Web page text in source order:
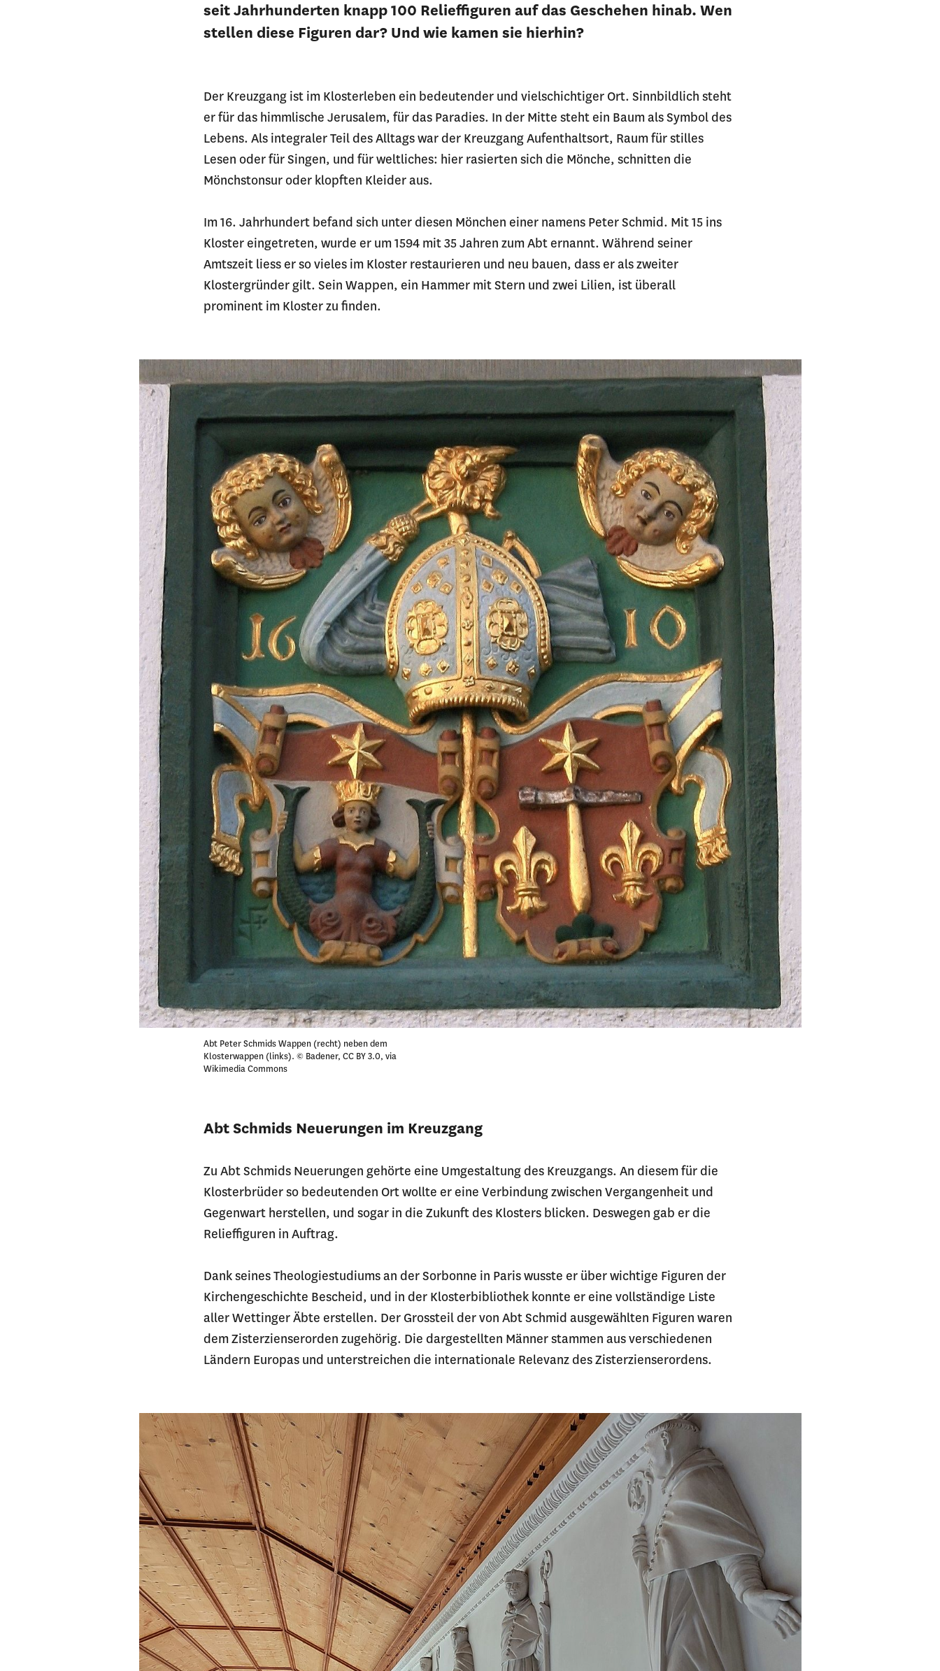
seit Jahrhunderten knapp 100 Relieffiguren auf das Geschehen hinab. Wen
stellen diese Figuren dar? Und wie kamen sie hierhin?
Der Kreuzgang ist im Klosterleben ein bedeutender und vielschichtiger Ort. Sinnbildlich steht
er für das himmlische Jerusalem, für das Paradies. In der Mitte steht ein Baum als Symbol des
Lebens. Als integraler Teil des Alltags war der Kreuzgang Aufenthaltsort, Raum für stilles
Lesen oder für Singen, und für weltliches: hier rasierten sich die Mönche, schnitten die
Mönchstonsur oder klopften Kleider aus.
Im 16. Jahrhundert befand sich unter diesen Mönchen einer namens Peter Schmid. Mit 15 ins
Kloster eingetreten, wurde er um 1594 mit 35 Jahren zum Abt ernannt. Während seiner
Amtszeit liess er so vieles im Kloster restaurieren und neu bauen, dass er als zweiter
Klostergründer gilt. Sein Wappen, ein Hammer mit Stern und zwei Lilien, ist überall
prominent im Kloster zu finden.
Abt Peter Schmids Wappen (recht) neben dem
Klosterwappen (links). © Badener, CC BY 3.0, via
Wikimedia Commons
Abt Schmids Neuerungen im Kreuzgang
Zu Abt Schmids Neuerungen gehörte eine Umgestaltung des Kreuzgangs. An diesem für die
Klosterbrüder so bedeutenden Ort wollte er eine Verbindung zwischen Vergangenheit und
Gegenwart herstellen, und sogar in die Zukunft des Klosters blicken. Deswegen gab er die
Relieffiguren in Auftrag.
Dank seines Theologiestudiums an der Sorbonne in Paris wusste er über wichtige Figuren der
Kirchengeschichte Bescheid, und in der Klosterbibliothek konnte er eine vollständige Liste
aller Wettinger Äbte erstellen. Der Grossteil der von Abt Schmid ausgewählten Figuren waren
dem Zisterzienserorden zugehörig. Die dargestellten Männer stammen aus verschiedenen
Ländern Europas und unterstreichen die internationale Relevanz des Zisterzienserordens.